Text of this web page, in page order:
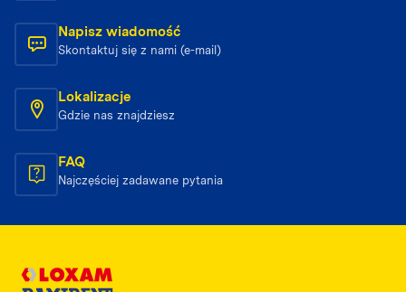
Napisz wiadomość
Skontaktuj się z nami (e-mail)
Lokalizacje
Gdzie nas znajdziesz
FAQ
Najczęściej zadawane pytania